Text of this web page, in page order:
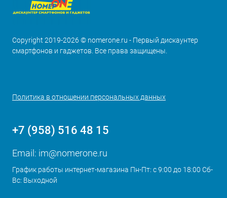
Copyright 2019-2026 © nomerone.ru - Первый дискаунтер
смартфонов и гаджетов. Все права защищены.
Политика в отношении персональных данных
+7 (958) 516 48 15
Email: im@nomerone.ru
График работы интернет-магазина Пн-Пт: с 9:00 до 18:00 Сб-
Вс: Выходной